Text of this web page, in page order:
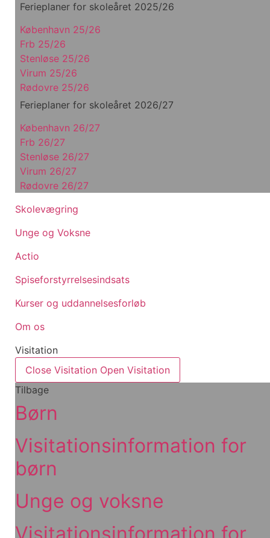
Ferieplaner for skoleåret 2025/26
København 25/26
Frb 25/26
Stenløse 25/26
Virum 25/26
Rødovre 25/26
Ferieplaner for skoleåret 2026/27
København 26/27
Frb 26/27
Stenløse 26/27
Virum 26/27
Rødovre 26/27
Skolevægring
Unge og Voksne
Actio
Spiseforstyrrelsesindsats
Kurser og uddannelsesforløb
Om os
Visitation
Close Visitation Open Visitation
Tilbage
Børn
Visitationsinformation for
børn
Unge og voksne